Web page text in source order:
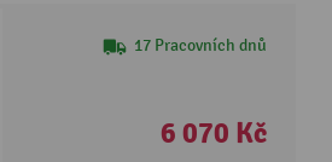
17 Pracovních dnů
6 070 Kč